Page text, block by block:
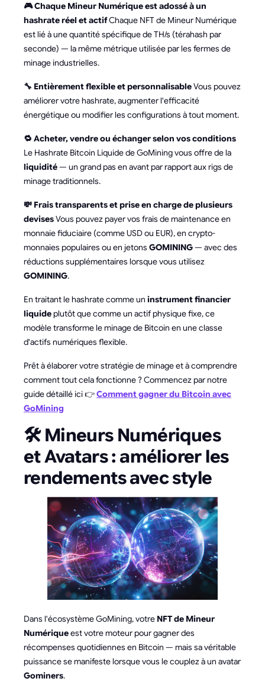
🎮 Chaque Mineur Numérique est adossé à un
hashrate réel et actifChaque NFT de Mineur Numérique
est lié à une quantité spécifique de TH/s (térahash par
seconde) — la même métrique utilisée par les fermes de
minage industrielles.
🔧 Entièrement flexible et personnalisableVous pouvez
améliorer votre hashrate, augmenter l'efficacité
énergétique ou modifier les configurations à tout moment.
🔁 Acheter, vendre ou échanger selon vos conditions
Le Hashrate Bitcoin Liquide de GoMining vous offre de la
liquidité— un grand pas en avant par rapport aux rigs de
minage traditionnels.
💸 Frais transparents et prise en charge de plusieurs
devisesVous pouvez payer vos frais de maintenance en
monnaie fiduciaire (comme USD ou EUR), en crypto-
monnaies populaires ou en jetons GOMINING— avec des
réductions supplémentaires lorsque vous utilisez
GOMINING.
En traitant le hashrate comme un instrument financier
liquideplutôt que comme un actif physique fixe, ce
modèle transforme le minage de Bitcoin en une classe
d'actifs numériques flexible.
Prêt à élaborer votre stratégie de minage et à comprendre
comment tout cela fonctionne ? Commencez par notre
guide détaillé ici 👉Comment gagner du Bitcoin avec
GoMining
🛠️ Mineurs Numériques
et Avatars : améliorer les
rendements avec style
Dans l'écosystème GoMining, votre NFT de Mineur
Numériqueest votre moteur pour gagner des
récompenses quotidiennes en Bitcoin — mais sa véritable
puissance se manifeste lorsque vous le couplez à un avatar
Gominers.